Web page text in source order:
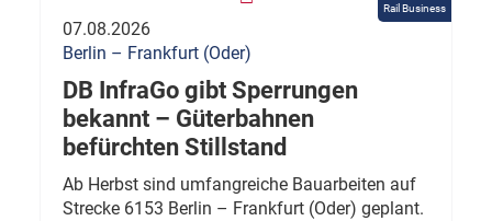
Rail Business
07.08.2026
Berlin – Frankfurt (Oder)
DB InfraGo gibt Sperrungen
bekannt – Güterbahnen
befürchten Stillstand
Ab Herbst sind umfangreiche Bauarbeiten auf
Strecke 6153 Berlin – Frankfurt (Oder) geplant.